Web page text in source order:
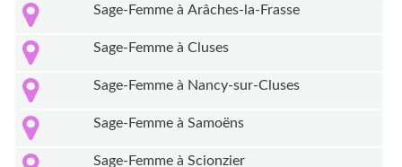
Sage-Femme à Arâches-la-Frasse
Sage-Femme à Cluses
Sage-Femme à Nancy-sur-Cluses
Sage-Femme à Samoëns
Sage-Femme à Scionzier